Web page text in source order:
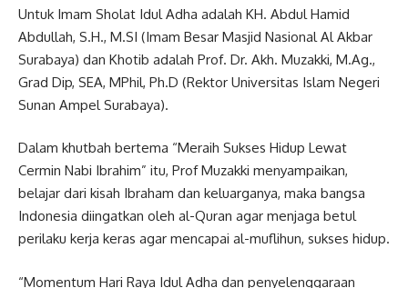
Untuk Imam Sholat Idul Adha adalah KH. Abdul Hamid
Abdullah, S.H., M.SI (Imam Besar Masjid Nasional Al Akbar
Surabaya) dan Khotib adalah Prof. Dr. Akh. Muzakki, M.Ag.,
Grad Dip, SEA, MPhil, Ph.D (Rektor Universitas Islam Negeri
Sunan Ampel Surabaya).
Dalam khutbah bertema “Meraih Sukses Hidup Lewat
Cermin Nabi Ibrahim” itu, Prof Muzakki menyampaikan,
belajar dari kisah Ibraham dan keluarganya, maka bangsa
Indonesia diingatkan oleh al-Quran agar menjaga betul
perilaku kerja keras agar mencapai al-muflihun, sukses hidup.
“Momentum Hari Raya Idul Adha dan penyelenggaraan